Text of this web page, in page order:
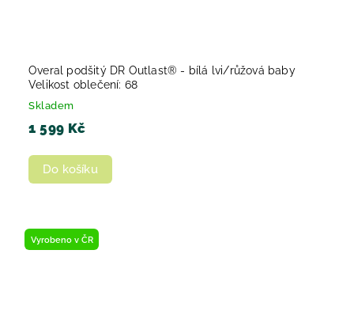
Overal podšitý DR Outlast® - bílá lvi/růžová baby
Velikost oblečení: 68
Skladem
1 599 Kč
Do košíku
Vyrobeno v ČR